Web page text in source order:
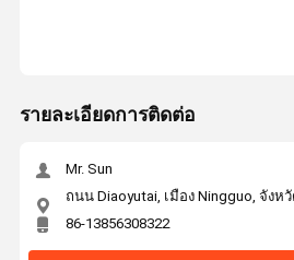
รายละเอียดการติดต่อ
Mr. Sun
ถนน Diaoyutai, เมือง Ningguo, จังห
86-13856308322